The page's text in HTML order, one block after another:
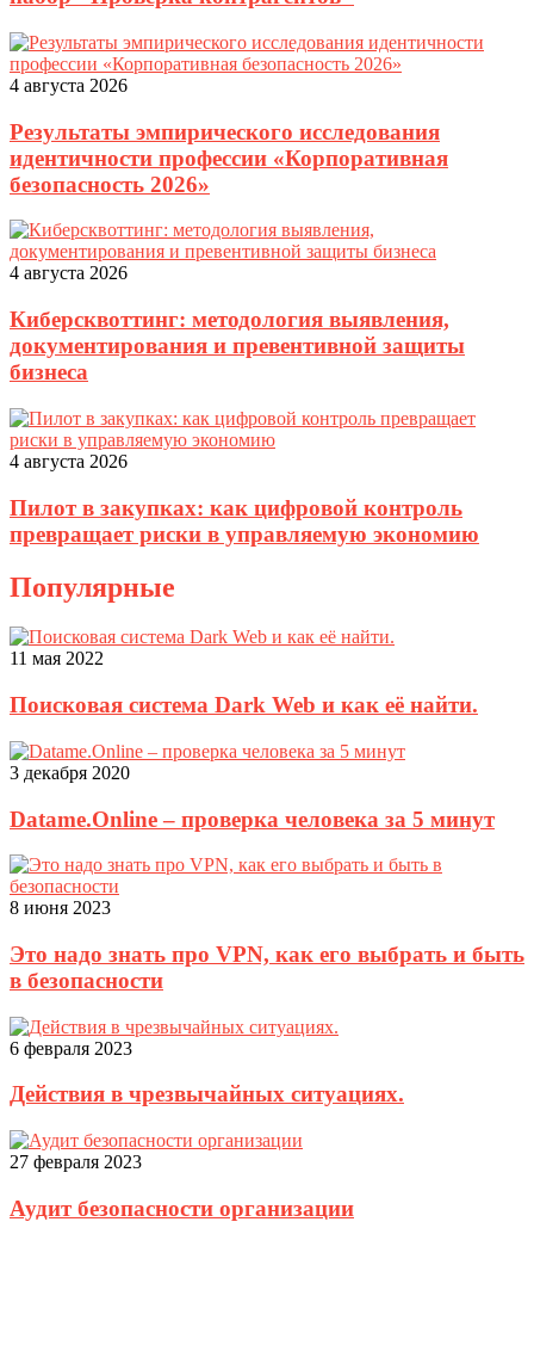
4 августа 2026
Результаты эмпирического исследования
идентичности профессии «Корпоративная
безопасность 2026»
4 августа 2026
Киберсквоттинг: методология выявления,
документирования и превентивной защиты
бизнеса
4 августа 2026
Пилот в закупках: как цифровой контроль
превращает риски в управляемую экономию
Популярные
11 мая 2022
Поисковая система Dark Web и как её найти.
3 декабря 2020
Datame.Online – проверка человека за 5 минут
8 июня 2023
Это надо знать про VPN, как его выбрать и быть
в безопасности
6 февраля 2023
Действия в чрезвычайных ситуациях.
27 февраля 2023
Аудит безопасности организации